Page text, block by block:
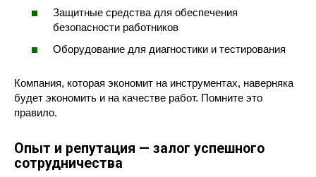
Защитные средства для обеспечения
безопасности работников
Оборудование для диагностики и тестирования
Компания, которая экономит на инструментах, наверняка
будет экономить и на качестве работ. Помните это
правило.
Опыт и репутация — залог успешного
сотрудничества